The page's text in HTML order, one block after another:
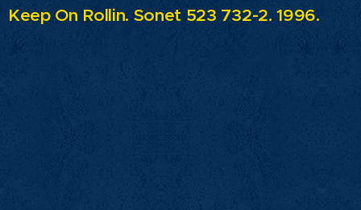
Keep On Rollin.Sonet 523 732-2. 1996.